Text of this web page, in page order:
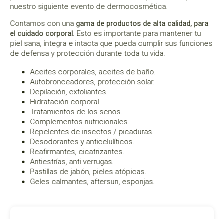
nuestro siguiente evento de dermocosmética.
Contamos con una gama de productos de alta calidad, para
el cuidado corporal. Esto es importante para mantener tu
piel sana, íntegra e intacta que pueda cumplir sus funciones
de defensa y protección durante toda tu vida.
Aceites corporales, aceites de baño.
Autobronceadores, protección solar.
Depilación, exfoliantes.
Hidratación corporal.
Tratamientos de los senos.
Complementos nutricionales.
Repelentes de insectos / picaduras.
Desodorantes y anticelulíticos.
Reafirmantes, cicatrizantes.
Antiestrías, anti verrugas.
Pastillas de jabón, pieles atópicas.
Geles calmantes, aftersun, esponjas.